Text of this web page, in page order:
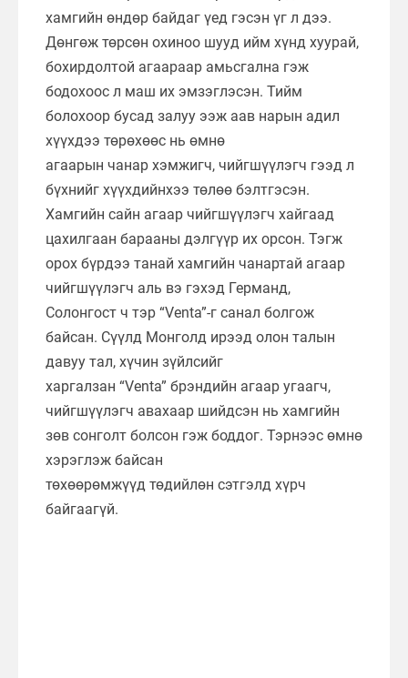
хамгийн өндөр байдаг үед гэсэн үг л дээ.
Дөнгөж төрсөн охиноо шууд ийм хүнд хуурай,
бохирдолтой агаараар амьсгална гэж
бодохоос л маш их эмзэглэсэн. Тийм
болохоор бусад залуу ээж аав нарын адил
хүүхдээ төрөхөөс нь өмнө
агаарын чанар хэмжигч, чийгшүүлэгч гээд л
бүхнийг хүүхдийнхээ төлөө бэлтгэсэн.
Хамгийн сайн агаар чийгшүүлэгч хайгаад
цахилгаан барааны дэлгүүр их орсон. Тэгж
орох бүрдээ танай хамгийн чанартай агаар
чийгшүүлэгч аль вэ гэхэд Германд,
Солонгост ч тэр “Venta”-г санал болгож
байсан. Сүүлд Монголд ирээд олон талын
давуу тал, хүчин зүйлсийг
харгалзан “Venta” брэндийн агаар угаагч,
чийгшүүлэгч авахаар шийдсэн нь хамгийн
зөв сонголт болсон гэж боддог. Тэрнээс өмнө
хэрэглэж байсан
төхөөрөмжүүд төдийлөн сэтгэлд хүрч
байгаагүй.